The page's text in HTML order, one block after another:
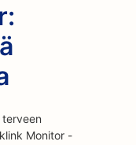
Monitor -